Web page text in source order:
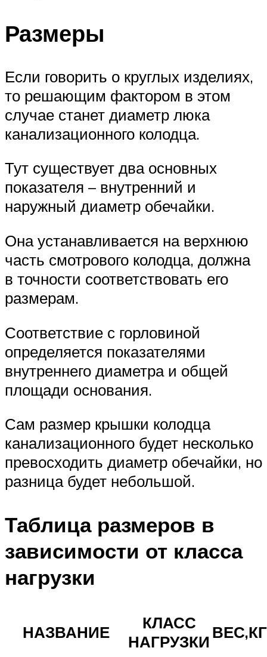
Размеры
Если говорить о круглых изделиях,
то решающим фактором в этом
случае станет диаметр люка
канализационного колодца.
Тут существует два основных
показателя – внутренний и
наружный диаметр обечайки.
Она устанавливается на верхнюю
часть смотрового колодца, должна
в точности соответствовать его
размерам.
Соответствие с горловиной
определяется показателями
внутреннего диаметра и общей
площади основания.
Сам размер крышки колодца
канализационного будет несколько
превосходить диаметр обечайки, но
разница будет небольшой.
Таблица размеров в
зависимости от класса
нагрузки
НАЗВАНИЕ
КЛАСС
НАГРУЗКИ ВЕС,КГ